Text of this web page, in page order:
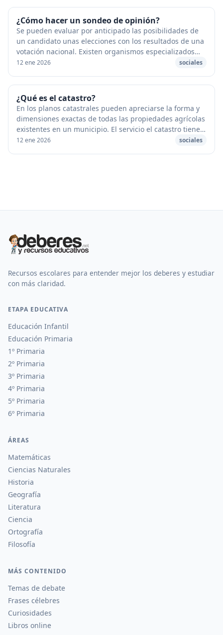
¿Cómo hacer un sondeo de opinión?
Se pueden evaluar por anticipado las posibilidades de
un candidato unas elecciones con los resultados de una
votación nacional. Existen organismos especializados
que sondean la opinión de establecer s...
12 ene 2026 sociales
¿Qué es el catastro?
En los planos catastrales pueden apreciarse la forma y
dimensiones exactas de todas las propiedades agrícolas
existentes en un municipio. El servicio el catastro tienen
la misión de establecer, de for...
12 ene 2026 sociales
Recursos escolares para entender mejor los deberes y estudiar
con más claridad.
ETAPA EDUCATIVA
Educación Infantil
Educación Primaria
1º Primaria
2º Primaria
3º Primaria
4º Primaria
5º Primaria
6º Primaria
ÁREAS
Matemáticas
Ciencias Naturales
Historia
Geografía
Literatura
Ciencia
Ortografía
Filosofía
MÁS CONTENIDO
Temas de debate
Frases célebres
Curiosidades
Libros online